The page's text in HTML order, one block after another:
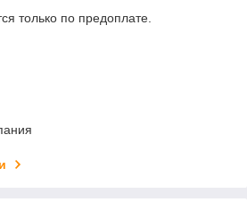
только по предоплате.